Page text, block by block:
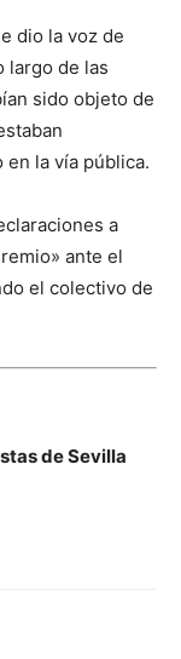
dio la voz de
largo de las
sido objeto de
la vía pública.
a
ante el
el colectivo de
de Sevilla